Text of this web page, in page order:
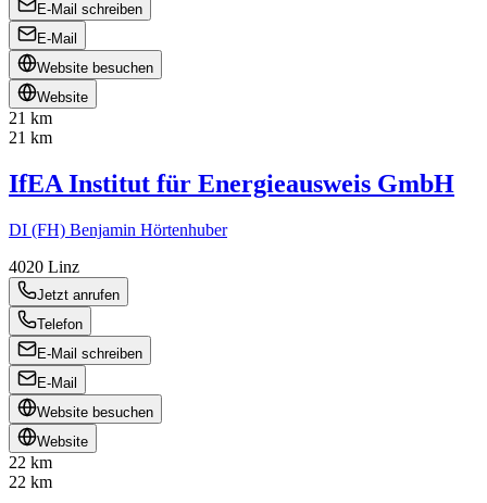
E-Mail schreiben
E-Mail
Website besuchen
Website
21 km
21 km
IfEA Institut für Energieausweis GmbH
DI (FH) Benjamin Hörtenhuber
4020 Linz
Jetzt anrufen
Telefon
E-Mail schreiben
E-Mail
Website besuchen
Website
22 km
22 km